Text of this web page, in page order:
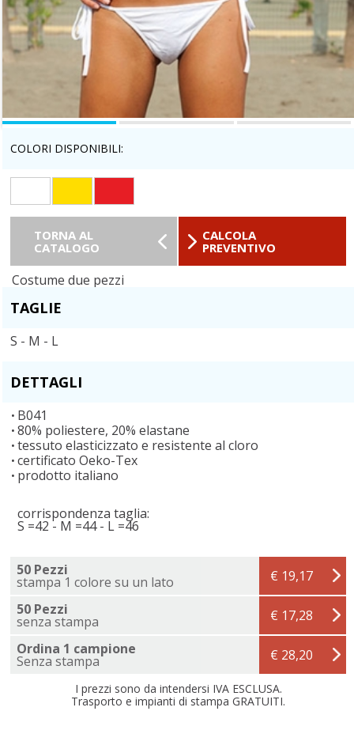
COLORI DISPONIBILI:
TORNA AL
CATALOGO
CALCOLA
PREVENTIVO
Costume due pezzi
TAGLIE
S - M - L
DETTAGLI
B041
80% poliestere, 20% elastane
tessuto elasticizzato e resistente al cloro
certificato Oeko-Tex
prodotto italiano
corrispondenza taglia:
S =42 - M =44 - L =46
50 Pezzi
stampa 1 colore su un lato
€ 19,17
50 Pezzi
senza stampa
€ 17,28
Ordina 1 campione
Senza stampa € 28,20
I prezzi sono da intendersi IVA ESCLUSA.
Trasporto e impianti di stampa GRATUITI.